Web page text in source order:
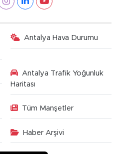
Antalya Hava Durumu
Antalya Trafik Yoğunluk
Haritası
Tüm Manşetler
Haber Arşivi